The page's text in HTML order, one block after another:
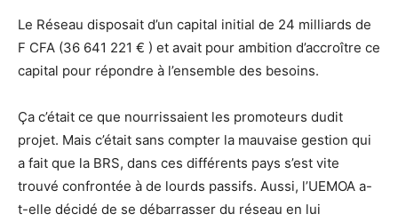
Le Réseau disposait d’un capital initial de 24 milliards de
F CFA (36 641 221 € ) et avait pour ambition d’accroître ce
capital pour répondre à l’ensemble des besoins.
Ça c’était ce que nourrissaient les promoteurs dudit
projet. Mais c’était sans compter la mauvaise gestion qui
a fait que la BRS, dans ces différents pays s’est vite
trouvé confrontée à de lourds passifs. Aussi, l’UEMOA a-
t-elle décidé de se débarrasser du réseau en lui